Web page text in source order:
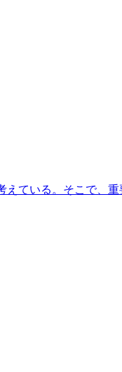
ている。そこで、